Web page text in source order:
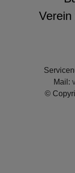
Verein
Mail:
©